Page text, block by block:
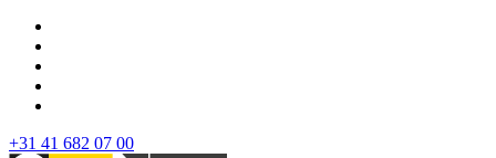
+31 41 682 07 00